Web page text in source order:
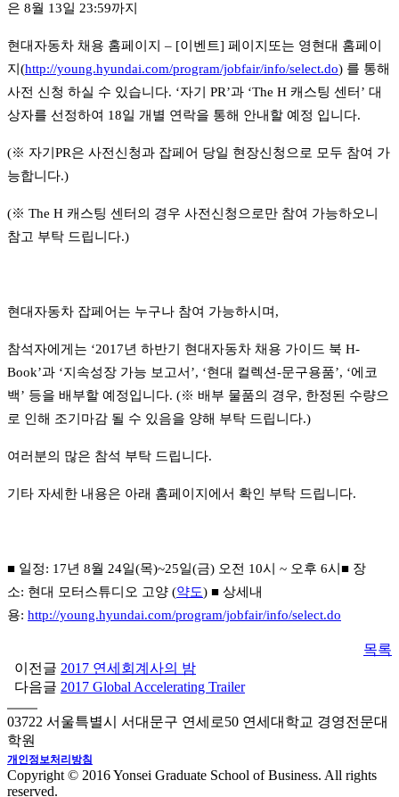
은 8월 13일 23:59까지
현대자동차 채용 홈페이지 – [이벤트] 페이지또는 영현대 홈페이
지 (http://young.hyundai.com/program/jobfair/info/select.do) 를 통해
사전 신청 하실 수 있습니다. ‘자기 PR’과 ‘The H 캐스팅 센터 ’ 대
상자를 선정하여 18일 개별 연락을 통해 안내할 예정 입니다.
(※ 자기 PR은 사전신청과 잡페어 당일 현장신청으로 모두 참여 가
능합니다.)
(※ The H 캐스팅 센터의 경우 사전신청으로만 참여 가능하오니
참고 부탁 드립니다.)
현대자동차 잡페어는 누구나 참여 가능하시며 ,
참석자에게는 ‘2017년 하반기 현대자동차 채용 가이드 북 H-
Book’과 ‘지속성장 가능 보고서 ’, ‘현대 컬렉션-문구용품’, ‘에코
백’ 등을 배부할 예정입니다. (※ 배부 물품의 경우, 한정된 수량으
로 인해 조기마감 될 수 있음을 양해 부탁 드립니다.)
여러분의 많은 참석 부탁 드립니다.
기타 자세한 내용은 아래 홈페이지에서 확인 부탁 드립니다.
■ 일정: 17년 8월 24일(목)~25일(금) 오전 10시 ~ 오후 6시■ 장
소: 현대 모터스튜디오 고양 (약도) ■ 상세내
용: http://young.hyundai.com/program/jobfair/info/select.do
목록
이전글 2017 연세회계사의 밤
다음글 2017 Global Accelerating Trailer
03722 서울특별시 서대문구 연세로50 연세대학교 경영전문대
학원
개인정보처리방침
Copyright © 2016 Yonsei Graduate School of Business. All rights
reserved.